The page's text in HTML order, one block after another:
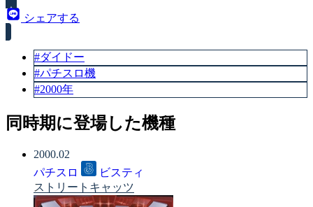
シェアする
#ダイドー
#パチスロ機
#2000年
同時期に登場した機種
2000.02
パチスロ
ビスティ
ストリートキャッツ